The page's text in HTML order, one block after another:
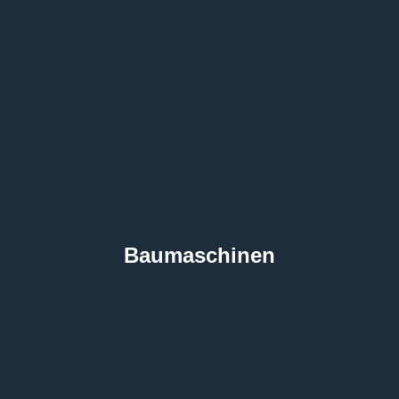
Baumaschinen
die entsprechenden Baumaschinen hierfür!